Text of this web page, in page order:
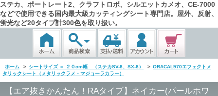
ステカ、ポートレート2、クラフトロボ、シルエットカメオ、CE-7000
などで使用できる国内最大級カッティングシート専門店。屋外、反射、
蛍光など20タイプ計300色を取り扱い。
ホーム > シートサイズ ＝ ２０cm幅 （ステカSV-8、SX-8） > ORACAL970エフェクトメ
タリックシート（メタリックラメ・マジョーラカラー）
【エア抜きかんたん！RAタイプ】ネイカー(パールホワ